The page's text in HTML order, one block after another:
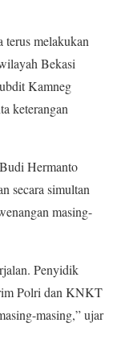
terus melakukan
Bekasi
Kamneg
keterangan
Hermanto
secara simultan
masing-
Penyidik
Polri dan KNKT
masing,” ujar